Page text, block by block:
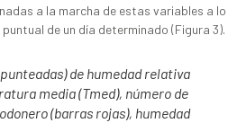
a la marcha de estas variables a lo
de un día determinado (Figura 3).
de humedad relativa
media (Tmed), número de
(barras rojas), humedad